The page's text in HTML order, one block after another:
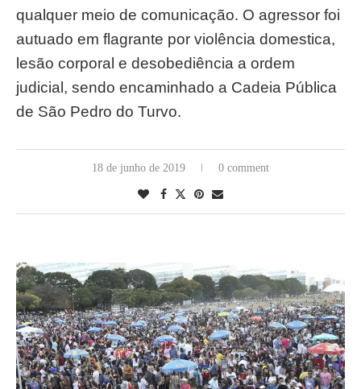
qualquer meio de comunicação. O agressor foi
autuado em flagrante por violência domestica,
lesão corporal e desobediência a ordem
judicial, sendo encaminhado a Cadeia Pública
de São Pedro do Turvo.
18 de junho de 2019 0 comment